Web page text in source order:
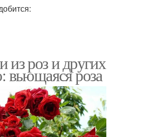
из роз и других
вьющаяся роза